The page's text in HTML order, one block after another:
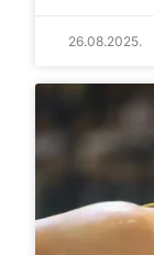
26.08.2025.